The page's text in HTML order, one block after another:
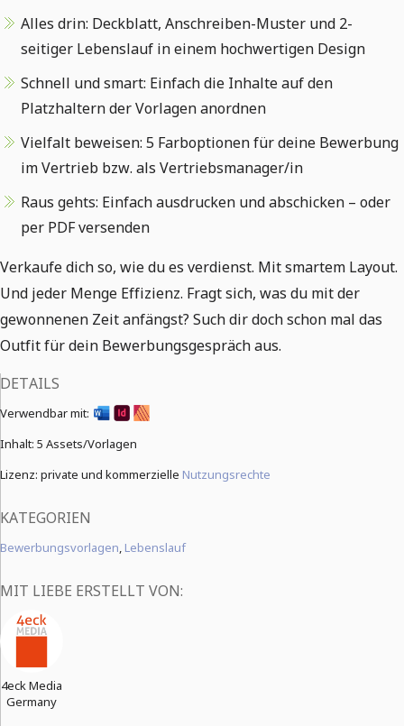
Alles drin: Deckblatt, Anschreiben-Muster und 2-
seitiger Lebenslauf in einem hochwertigen Design
Schnell und smart: Einfach die Inhalte auf den
Platzhaltern der Vorlagen anordnen
Vielfalt beweisen: 5 Farboptionen für deine Bewerbung
im Vertrieb bzw. als Vertriebsmanager/in
Raus gehts: Einfach ausdrucken und abschicken – oder
per PDF versenden
Verkaufe dich so, wie du es verdienst. Mit smartem Layout.
Und jeder Menge Effizienz. Fragt sich, was du mit der
gewonnenen Zeit anfängst? Such dir doch schon mal das
Outfit für dein Bewerbungsgespräch aus.
DETAILS
Verwendbar mit:
Inhalt: 5 Assets/Vorlagen
Lizenz: private und kommerzielle Nutzungsrechte
KATEGORIEN
Bewerbungsvorlagen, Lebenslauf
MIT LIEBE ERSTELLT VON:
4eck Media
Germany